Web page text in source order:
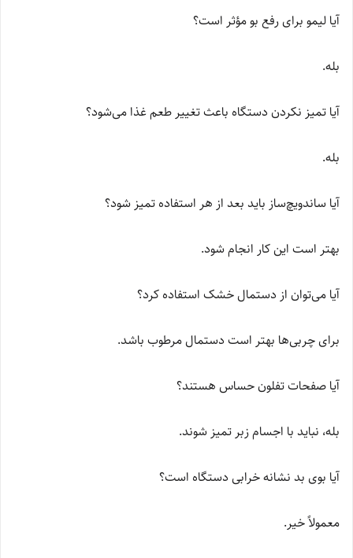
آیا لیمو برای رفع بو مؤثر است؟
بله.
آیا تمیز نکردن دستگاه باعث تغییر طعم غذا می‌شود؟
بله.
آیا ساندویچ‌ساز باید بعد از هر استفاده تمیز شود؟
بهتر است این کار انجام شود.
آیا می‌توان از دستمال خشک استفاده کرد؟
برای چربی‌ها بهتر است دستمال مرطوب باشد.
آیا صفحات تفلون حساس هستند؟
بله، نباید با اجسام زبر تمیز شوند.
آیا بوی بد نشانه خرابی دستگاه است؟
معمولاً خیر.